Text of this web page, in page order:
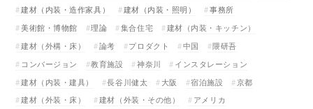
建材（内装・造作家具）
建材（内装・照明）
事務所
美術館・博物館
理論 集合住宅
建材（内装・キッチン）
建材（外構・床）
論考 プロダクト 中国
隈研吾
コンバージョン
教育施設 神奈川
インスタレーション
建材（内装・建具）
長谷川健太 大阪 宿泊施設
京都
建材（外装・床）
建材（外装・その他）
アメリカ